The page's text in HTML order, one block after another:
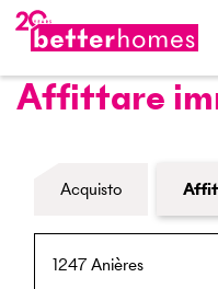
Affittare
Modulo di ricerca
Acquisto